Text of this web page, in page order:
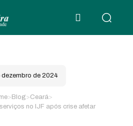
dezembro de 2024
> Blog>Ceará>
no IJF após crise afetar